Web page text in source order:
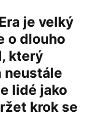
je velký
o dlouho
který
neustále
lidé jako
krok se